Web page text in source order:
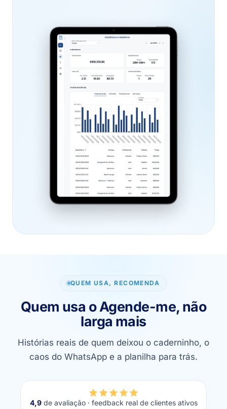
QUEM USA, RECOMENDA
Quem usa o Agende-me, não
larga mais
Histórias reais de quem deixou o caderninho, o
caos do WhatsApp e a planilha para trás.
4,9de avaliação · feedback real de clientes ativos